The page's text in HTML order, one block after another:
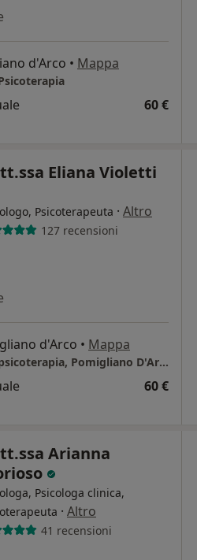
d'Arco • Mappa
60 €
Eliana Violetti
Psicoterapeuta · Altro
127 recensioni
d'Arco • Mappa
Studio di psicologia e psicoterapia, Pomigliano D'Arco
60 €
Arianna
Psicologa clinica,
· Altro
41 recensioni